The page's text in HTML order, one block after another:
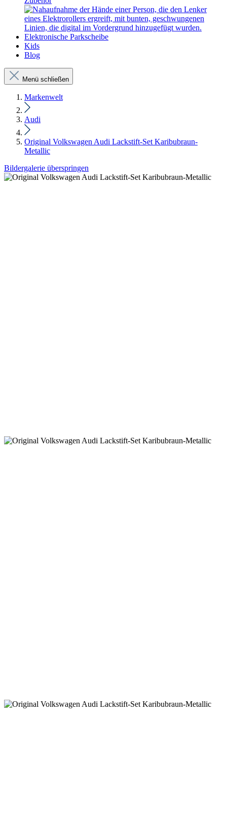
Elektronische Parkscheibe
Kids
Blog
Menü schließen
Markenwelt
Audi
Original Volkswagen Audi Lackstift-Set Karibubraun-
Metallic
Bildergalerie überspringen